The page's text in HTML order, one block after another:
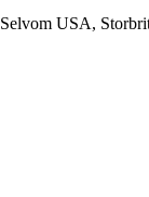
Selvom USA,